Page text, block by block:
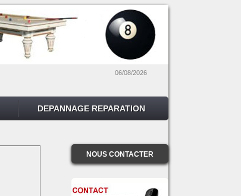
06/08/2026
DEPANNAGE REPARATION
NOUS CONTACTER